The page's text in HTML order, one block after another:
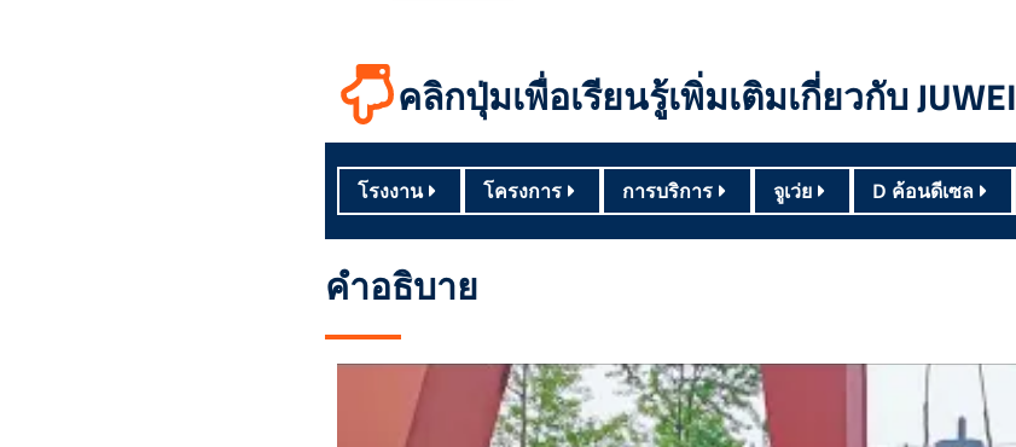
คลิกปุ่มเพื่อเรียนรู้เพิ่มเติมเกี่ยวกับ JUWEI
โรงงาน โครงการ การบริการ จูเว่ย D ค้อนดีเซล
คำอธิบาย